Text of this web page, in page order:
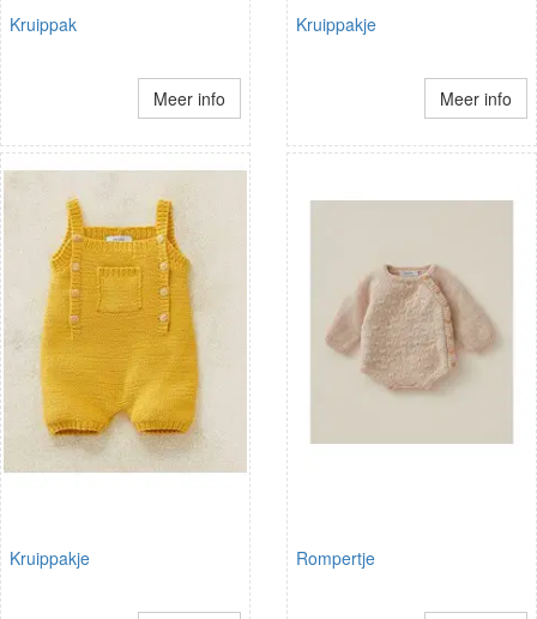
Kruippak
Meer info
Kruippakje
Meer info
Kruippakje Rompertje